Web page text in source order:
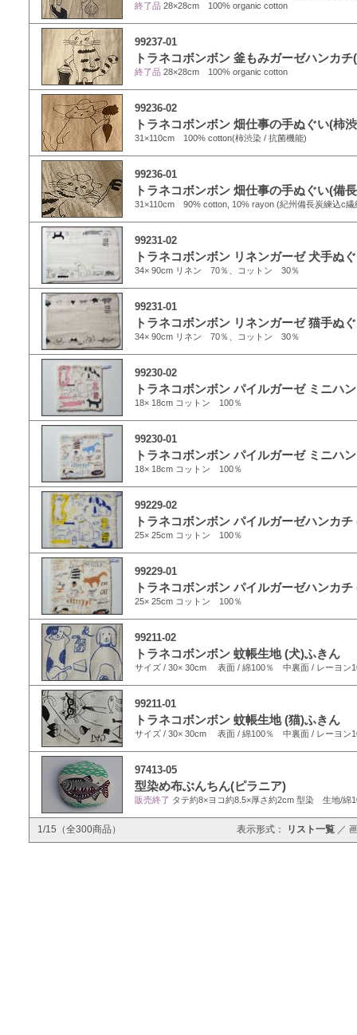
終了品 28×28cm 100% organic cotton
99237-01
トラネコボンボン 釜もみガーゼハンカチ
終了品 28×28cm 100% organic cotton
99236-02
トラネコボンボン 畑仕事の手ぬぐい(柿
31×110cm 100% cotton(柿渋染 / 抗菌機能)
99236-01
トラネコボンボン 畑仕事の手ぬぐい(備
31×110cm 90% cotton, 10% rayon (紀州備長炭練込c繊
99231-02
トラネコボンボン リネンガーゼ 犬手ぬ
34× 90cm リネン 70％、コットン 30％
99231-01
トラネコボンボン リネンガーゼ 猫手ぬ
34× 90cm リネン 70％、コットン 30％
99230-02
トラネコボンボン パイルガーゼ ミニハ
18× 18cm コットン 100％
99230-01
トラネコボンボン パイルガーゼ ミニハ
18× 18cm コットン 100％
99229-02
トラネコボンボン パイルガーゼハンカチ
25× 25cm コットン 100％
99229-01
トラネコボンボン パイルガーゼハンカチ
25× 25cm コットン 100％
99211-02
トラネコボンボン 蚊帳生地 (犬)ふきん
サイズ / 30× 30cm 表面 / 綿100％ 中裏面 / レーヨン
99211-01
トラネコボンボン 蚊帳生地 (猫)ふきん
サイズ / 30× 30cm 表面 / 綿100％ 中裏面 / レーヨン
97413-05
型染め布ぶんちん(ピラニア)
販売終了 タテ約8×ヨコ約8.5×厚さ約2cm 型染 生地/綿
1/15（全300商品） 表示形式： リスト一覧 ／